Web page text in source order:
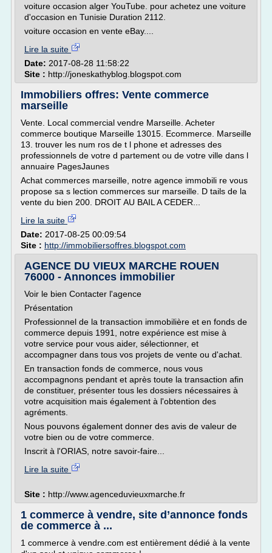
voiture occasion alger YouTube. pour achetez une voiture
d'occasion en Tunisie Duration 2112.
voiture occasion en vente eBay....
Lire la suite
Date: 2017-08-28 11:58:22
Site : http://joneskathyblog.blogspot.com
Immobiliers offres: Vente commerce
marseille
Vente. Local commercial vendre Marseille. Acheter
commerce boutique Marseille 13015. Ecommerce. Marseille
13. trouver les num ros de t l phone et adresses des
professionnels de votre d partement ou de votre ville dans l
annuaire PagesJaunes
Achat commerces marseille, notre agence immobili re vous
propose sa s lection commerces sur marseille. D tails de la
vente du bien 200. DROIT AU BAIL A CEDER...
Lire la suite
Date: 2017-08-25 00:09:54
Site : http://immobiliersoffres.blogspot.com
AGENCE DU VIEUX MARCHE ROUEN
76000 - Annonces immobilier
Voir le bien Contacter l'agence
Présentation
Professionnel de la transaction immobilière et en fonds de
commerce depuis 1991, notre expérience est mise à
votre service pour vous aider, sélectionner, et
accompagner dans tous vos projets de vente ou d'achat.
En transaction fonds de commerce, nous vous
accompagnons pendant et après toute la transaction afin
de constituer, présenter tous les dossiers nécessaires à
votre acquisition mais également à l'obtention des
agréments.
Nous pouvons également donner des avis de valeur de
votre bien ou de votre commerce.
Inscrit à l'ORIAS, notre savoir-faire...
Lire la suite
Site : http://www.agenceduvieuxmarche.fr
1 commerce à vendre, site d’annonce fonds
de commerce à ...
1 commerce à vendre.com est entièrement dédié à la vente